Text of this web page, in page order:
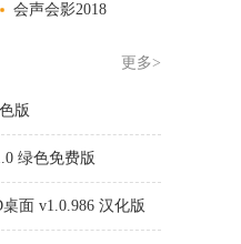
会声会影2018
更多>
版
绿色免费版
面 v1.0.986 汉化版